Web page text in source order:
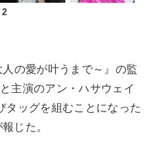
2
人の愛が叶うまで～』の監
主演のアン・ハサウェイ
タッグを組むことになった
じた。